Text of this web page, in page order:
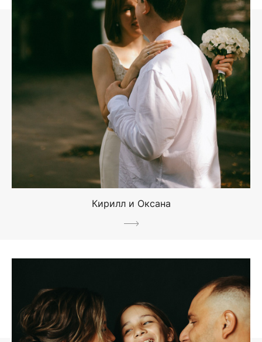
Кирилл и Оксана